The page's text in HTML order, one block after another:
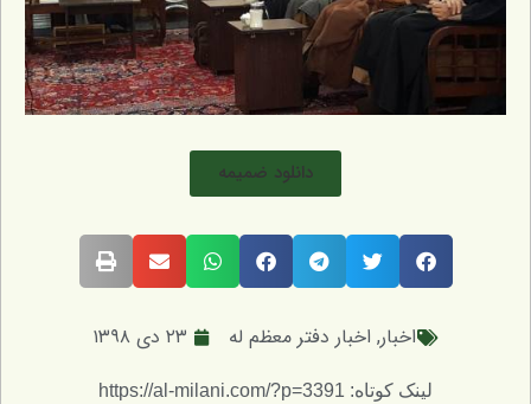
دانلود ضمیمه
اخبار دفتر معظم له ۲۳ دی ۱۳۹۸